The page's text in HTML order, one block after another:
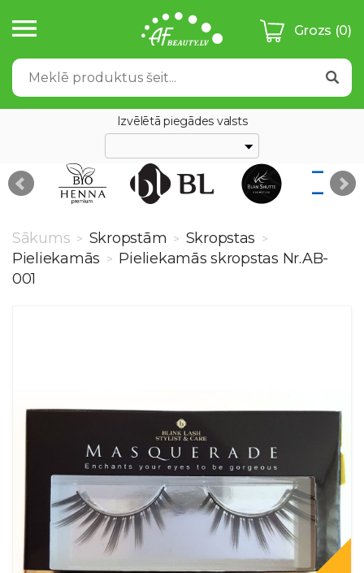
Grozs (0)
Izvēlētā piegādes valsts
Sākums > Skropstām > Skropstas >
Pieliekamās > Pieliekamās skropstas Nr.AB-
001